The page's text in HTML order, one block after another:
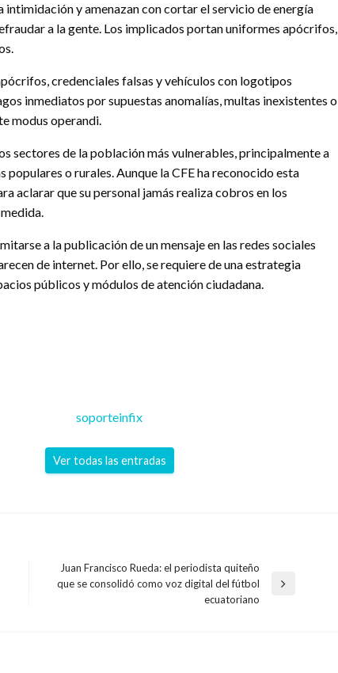
y amenazan con cortar el servicio de energía
a la gente. Los implicados portan uniformes apócrifos,
credenciales falsas y vehículos con logotipos
inmediatos por supuestas anomalías, multas inexistentes o
modus operandi.
sectores de la población más vulnerables, principalmente a
populares o rurales. Aunque la CFE ha reconocido esta
aclarar que su personal jamás realiza cobros en los
a la publicación de un mensaje en las redes sociales
de internet. Por ello, se requiere de una estrategia
públicos y módulos de atención ciudadana.
soporteinfix
Ver todas las entradas
Entrada
Juan Francisco Rueda: el periodista quiteño
que se consolidó como voz digital del fútbol
ecuatoriano